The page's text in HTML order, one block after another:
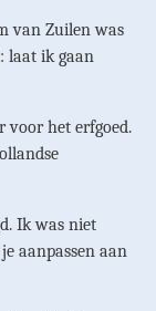
van Zuilen was
laat ik gaan
voor het erfgoed.
Ik was niet
aanpassen aan